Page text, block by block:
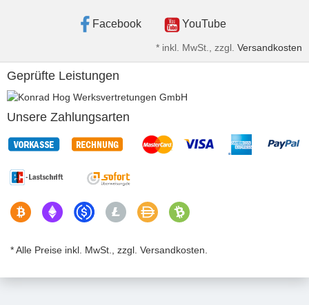
Facebook YouTube
* inkl. MwSt., zzgl. Versandkosten
Geprüfte Leistungen
Unsere Zahlungsarten
* Alle Preise inkl. MwSt., zzgl. Versandkosten.